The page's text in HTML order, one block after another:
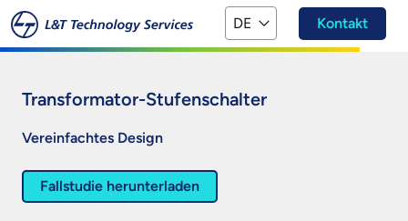
Zum Hauptinhalt springen
DE Kontakt
Transformator-Stufenschalter
Vereinfachtes Design
Fallstudie herunterladen